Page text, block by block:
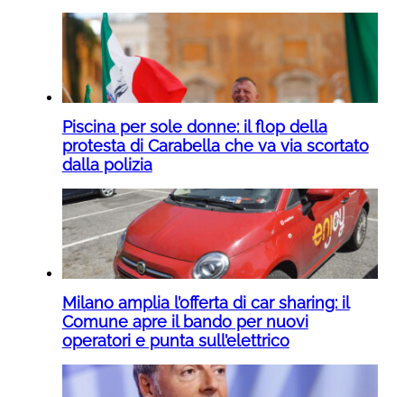
Piscina per sole donne: il flop della
protesta di Carabella che va via scortato
dalla polizia
Milano amplia l’offerta di car sharing: il
Comune apre il bando per nuovi
operatori e punta sull’elettrico